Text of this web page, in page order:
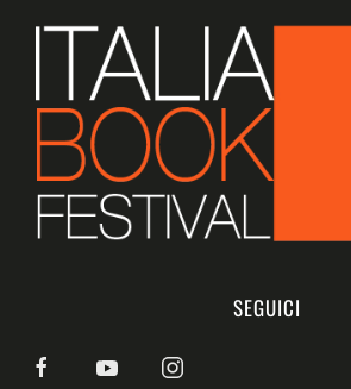
SEGUICI